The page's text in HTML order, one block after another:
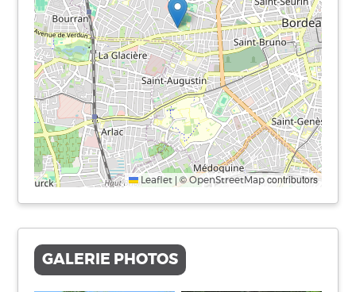
Leaflet | ©OpenStreetMapcontributors
GALERIE PHOTOS